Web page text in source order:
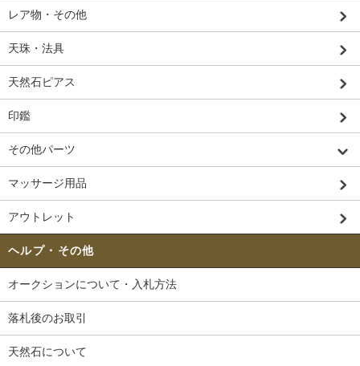
レア物・その他
天珠・法具
天然石ピアス
印鑑
その他パーツ
マッサージ用品
アウトレット
ヘルプ・その他
オークションについて・入札方法
落札後のお取引
天然石について